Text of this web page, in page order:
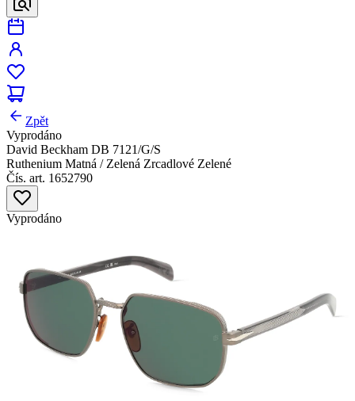
Zpět
Vyprodáno
David Beckham DB 7121/G/S
Ruthenium Matná / Zelená Zrcadlové Zelené
Čís. art. 1652790
Vyprodáno